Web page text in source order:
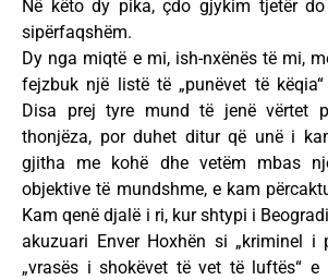
Në këto dy pika, çdo gjykim tjetër
sipërfaqshëm.
Dy nga miqtë e mi, ish-nxënës të mi,
fejzbuk një listë të „punëvet të
Disa prej tyre mund të jenë vërtet
thonjëza, por duhet ditur që unë i
gjitha me kohë dhe vetëm mbas
objektive të mundshme, e kam
Kam qenë djalë i ri, kur shtypi i
akuzuari Enver Hoxhën si „kriminel i
„vrasës i shokëvet të vet të luftës“ e